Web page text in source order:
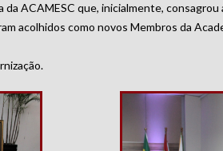
ACAMESC que, inicialmente,
acolhidos como novos Membros da